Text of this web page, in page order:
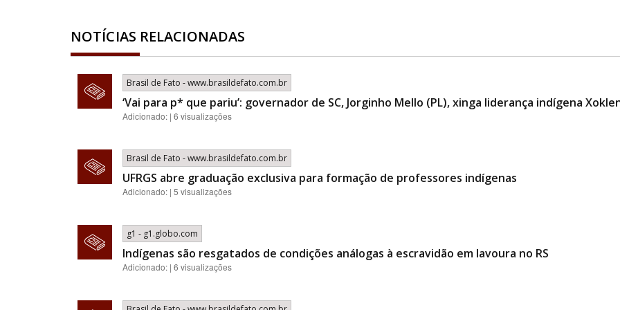
NOTÍCIAS RELACIONADAS
Brasil de Fato - www.brasildefato.com.br
‘Vai para p* que pariu’: governador de SC, Jorginho Mello (PL), xinga liderança indígena
Adicionado: | 6 visualizações
Brasil de Fato - www.brasildefato.com.br
UFRGS abre graduação exclusiva para formação de professores indígenas
Adicionado: | 5 visualizações
g1 - g1.globo.com
Indígenas são resgatados de condições análogas à escravidão em lavoura no RS
Adicionado: | 6 visualizações